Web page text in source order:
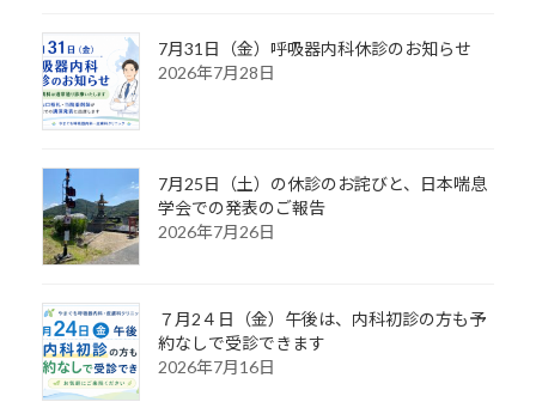
7月31日（金）呼吸器内科休診のお知らせ
2026年7月28日
7月25日（土）の休診のお詫びと、日本喘息
学会での発表のご報告
2026年7月26日
７月2４日（金）午後は、内科初診の方も予
約なしで受診できます
2026年7月16日